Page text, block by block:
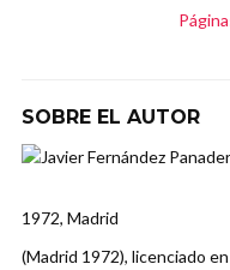
SOBRE EL AUTOR
1972, Madrid
(Madrid 1972), licenciado